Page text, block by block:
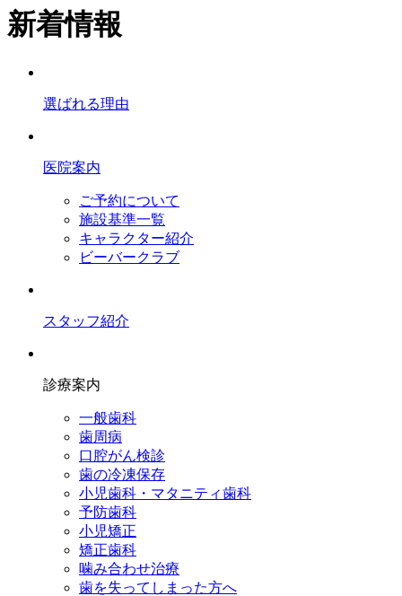
新着情報
選ばれる理由
医院案内
ご予約について
施設基準一覧
キャラクター紹介
ビーバークラブ
スタッフ紹介
診療案内
一般歯科
歯周病
口腔がん検診
歯の冷凍保存
小児歯科・マタニティ歯科
予防歯科
小児矯正
矯正歯科
噛み合わせ治療
歯を失ってしまった方へ